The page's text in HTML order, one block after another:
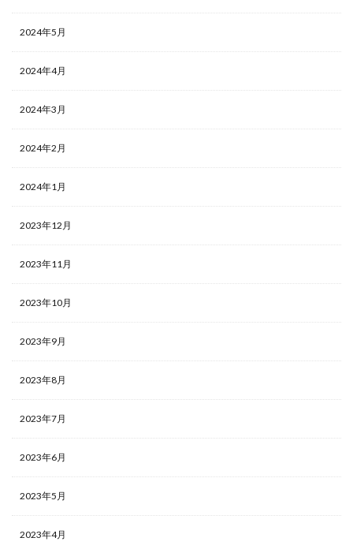
2024年5月
2024年4月
2024年3月
2024年2月
2024年1月
2023年12月
2023年11月
2023年10月
2023年9月
2023年8月
2023年7月
2023年6月
2023年5月
2023年4月